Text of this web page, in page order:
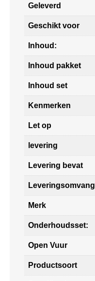
Geleverd
Geschikt voor
Inhoud:
Inhoud pakket
Inhoud set
Kenmerken
Let op
levering
Levering bevat
Leveringsomvang
Merk
Onderhoudsset:
Open Vuur
Productsoort